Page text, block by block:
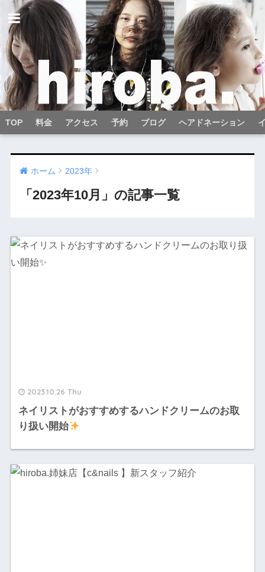
TOP 料金 アクセス 予約 ブログ ヘアドネーション
ホーム 2023年
「2023年10月」の記事一覧
2023.10.26 Thu
ネイリストがおすすめするハンドクリームのお取
り扱い開始